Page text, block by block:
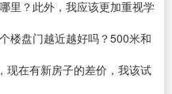
里？此外，我应该更加重视学
楼盘门越近越好吗？500米和
现在有新房子的差价，我该试